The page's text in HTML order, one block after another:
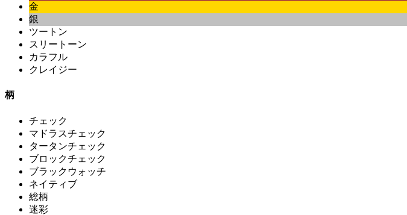
金
銀
ツートン
スリートーン
カラフル
クレイジー
柄
チェック
マドラスチェック
タータンチェック
ブロックチェック
ブラックウォッチ
ネイティブ
総柄
迷彩